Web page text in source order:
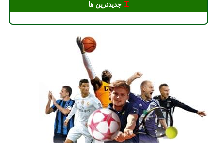
جدیدترین ها